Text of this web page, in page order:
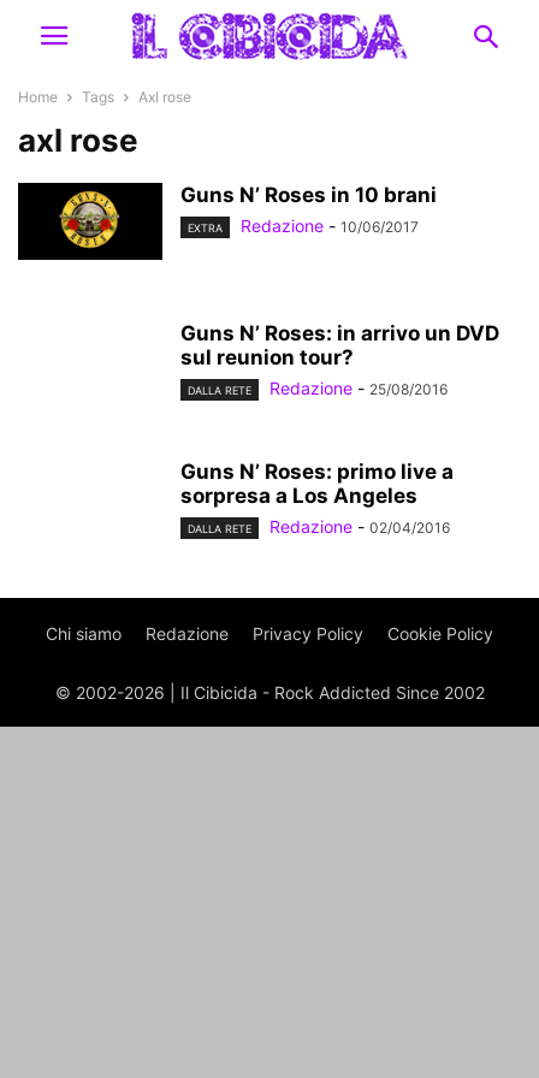
Home Tags Axl rose
axl rose
Guns N’ Roses in 10 brani
EXTRA Redazione - 10/06/2017
Guns N’ Roses: in arrivo un DVD
sul reunion tour?
DALLA RETE Redazione - 25/08/2016
Guns N’ Roses: primo live a
sorpresa a Los Angeles
DALLA RETE Redazione - 02/04/2016
Chi siamo Redazione Privacy Policy Cookie Policy
© 2002-2026 | Il Cibicida - Rock Addicted Since 2002